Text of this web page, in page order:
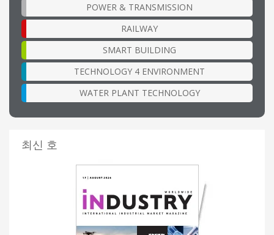
POWER & TRANSMISSION
RAILWAY
SMART BUILDING
TECHNOLOGY 4 ENVIRONMENT
WATER PLANT TECHNOLOGY
최신 호